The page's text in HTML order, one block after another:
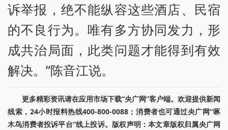
诉举报，绝不能纵容这些酒店、民宿
的不良行为。唯有多方协同发力，形
成共治局面，此类问题才能得到有效
解决。”陈音江说。
更多精彩资讯请在应用市场下载“央广网”客户端。欢迎提供新闻
线索，24小时报料热线400-800-0088；消费者也可通过央广网“啄
木鸟消费者投诉平台”线上投诉。版权声明：本文章版权归属央广网